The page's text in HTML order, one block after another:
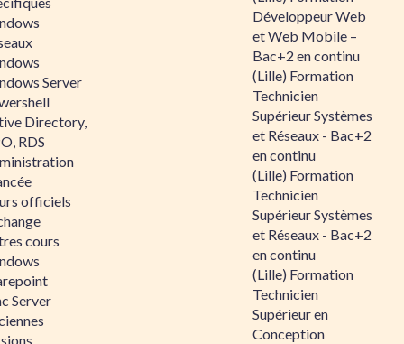
Server
Directory,
RDS
officiels
cours
Server
Développeur Web
et Web Mobile –
Bac+2 en continu
(Lille) Formation
Technicien
Supérieur Systèmes
et Réseaux - Bac+2
en continu
(Lille) Formation
Technicien
Supérieur Systèmes
et Réseaux - Bac+2
en continu
(Lille) Formation
Technicien
Supérieur en
Conception